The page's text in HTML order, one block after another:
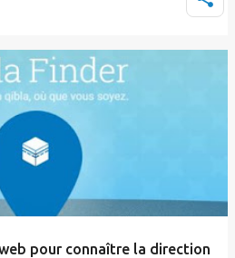
pour connaître la direction